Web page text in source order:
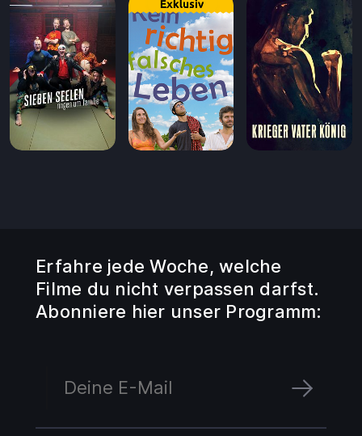
Erfahre jede Woche, welche
Filme du nicht verpassen darfst.
Abonniere hier unser Programm: